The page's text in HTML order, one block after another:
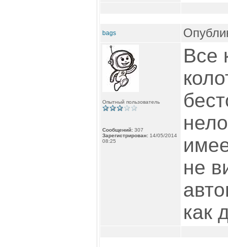
bags
Опытный пользователь
Сообщений: 307
Зарегистрирован: 14/05/2014
08:25
Все
не
как